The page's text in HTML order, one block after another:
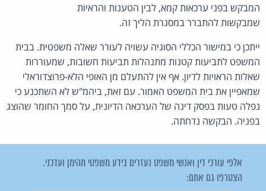
המבקש בפני ערכאות קמא, לבין הטענות והראיות
שמבקשות להתברר במסגרת הליך זה.
ייתכן כי במישור הכללי הסוגיה עשויה לעורר שאלה משפטית. בבית
המשפט לתביעות קטנות מתנהלות תביעות חשובות, שמעוררות
שאלות הראויות לדיון. אף אין להתעלם מן האופי הלא-פרוצדוראלי
שמאפיין את בית המשפט האמור. עם זאת, ביהמ"ש לא השתכנע כי
נפלה טעות בפסק דינה של הערכאה הדיונית, על סמך החומר שהוצג
בפניה. הבקשה נדחתה.
אלפי עורכי דין ואנשי משפט נעזרים בידע משפטי מהימן ועדכני.
הצטרפו גם אתם: